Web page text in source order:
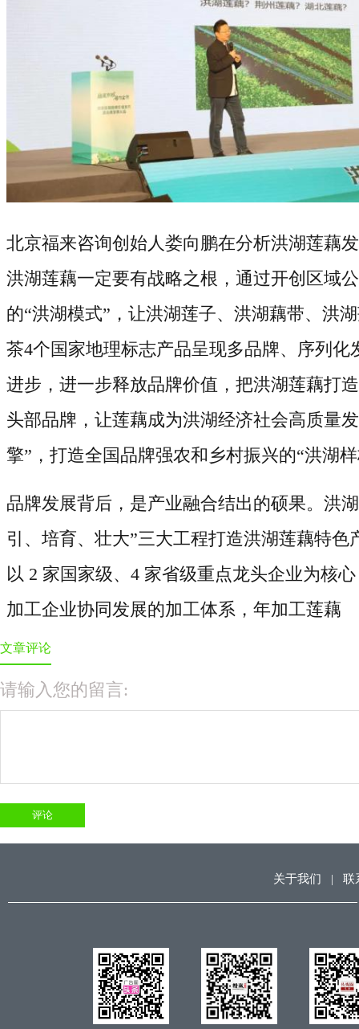
北京福来咨询创始人娄向鹏在分析洪湖莲藕
洪湖莲藕一定要有战略之根，通过开创区域
的“洪湖模式”，让洪湖莲子、洪湖藕带、洪
茶4个国家地理标志产品呈现多品牌、序列化
进步，进一步释放品牌价值，把洪湖莲藕打
头部品牌，让莲藕成为洪湖经济社会高质量
擎”，打造全国品牌强农和乡村振兴的“洪湖
品牌发展背后，是产业融合结出的硕果。洪
引、培育、壮大”三大工程打造洪湖莲藕特色
以 2 家国家级、 4 家省级重点龙头企业为核
加工企业协同发展的加工体系，年加工莲藕
文章评论
请输入您的留言:
关于我们 | 联